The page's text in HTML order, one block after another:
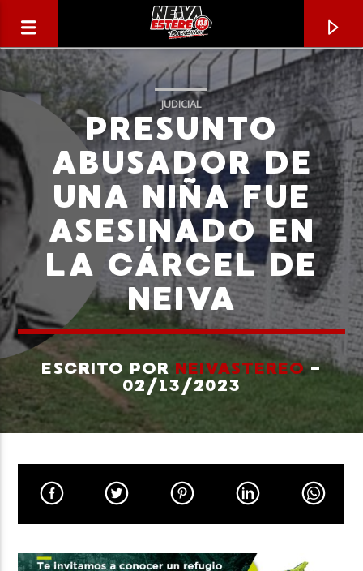
CANCIÓN ACTUAL
TÍTULO
ARTISTA
Neiva Estereo
JUDICIAL
PRESUNTO
ABUSADOR DE
UNA NIÑA FUE
ASESINADO EN
LA CÁRCEL DE
NEIVA
ESCRITO POR NEIVASTEREO-
02/13/2023